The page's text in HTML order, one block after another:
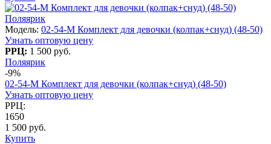
Поляярик
Модель: 02-54-M Комплект для девочки (колпак+снуд) (48-50)
Узнать оптовую цену
РРЦ: 1 500 руб.
Поляярик
-9%
02-54-M Комплект для девочки (колпак+снуд) (48-50)
Узнать оптовую цену
РРЦ:
1650
1 500 руб.
Купить